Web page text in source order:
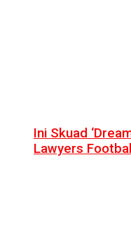
Ini Skuad
Lawyers